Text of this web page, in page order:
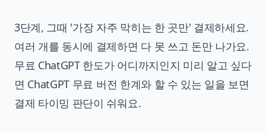
3단계, 그때 '가장 자주 막히는 한 곳만' 결제하세요.
여러 개를 동시에 결제하면 다 못 쓰고 돈만 나가요.
무료 ChatGPT 한도가 어디까지인지 미리 알고 싶다
면 ChatGPT 무료 버전 한계와 할 수 있는 일을 보면
결제 타이밍 판단이 쉬워요.